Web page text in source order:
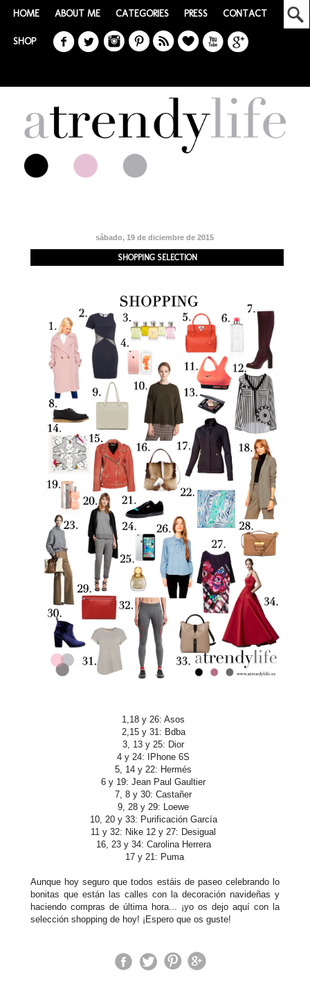
HOME ABOUT ME CATEGORIES PRESS CONTACT
SHOP
sábado, 19 de diciembre de 2015
SHOPPING SELECTION
1,18 y 26: Asos
2,15 y 31: Bdba
3, 13 y 25: Dior
4 y 24: IPhone 6S
5, 14 y 22: Hermés
6 y 19: Jean Paul Gaultier
7, 8 y 30: Castañer
9, 28 y 29: Loewe
10, 20 y 33: Purificación García
11 y 32: Nike 12 y 27: Desigual
16, 23 y 34: Carolina Herrera
17 y 21: Puma
Aunque hoy seguro que todos estáis de paseo celebrando lo
bonitas que están las calles con la decoración navideñas y
haciendo compras de última hora... ¡yo os dejo aquí con la
selección shopping de hoy! ¡Espero que os guste!